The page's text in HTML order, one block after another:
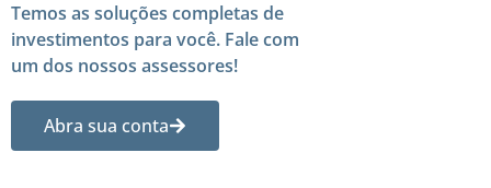
Temos as soluções completas de
investimentos para você. Fale com
um dos nossos assessores!
Abra sua conta